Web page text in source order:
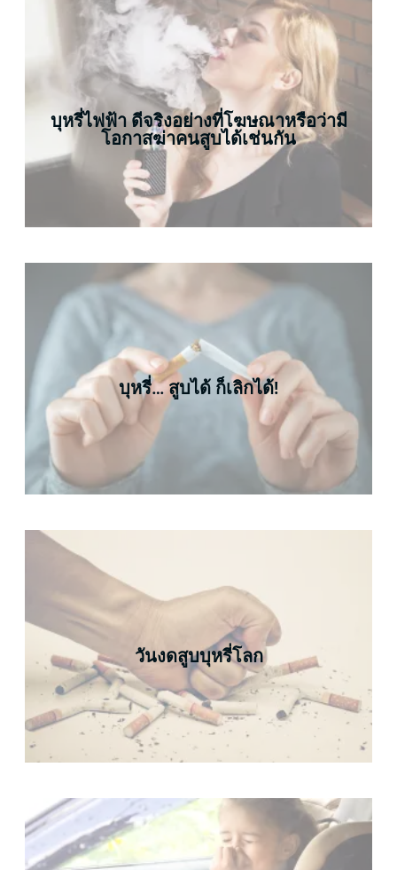
บุหรี่ไฟฟ้า ดีจริงอย่างที่โฆษณาหรือว่ามี
โอกาสฆ่าคนสูบได้เช่นกัน
บุหรี่… สูบได้ ก็เลิกได้!
วันงดสูบบุหรี่โลก